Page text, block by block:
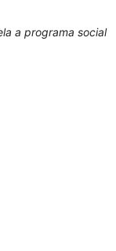
a programa social